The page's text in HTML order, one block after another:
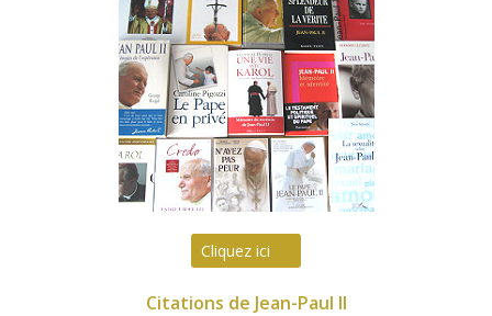
Cliquez ici
Citations de Jean-Paul II